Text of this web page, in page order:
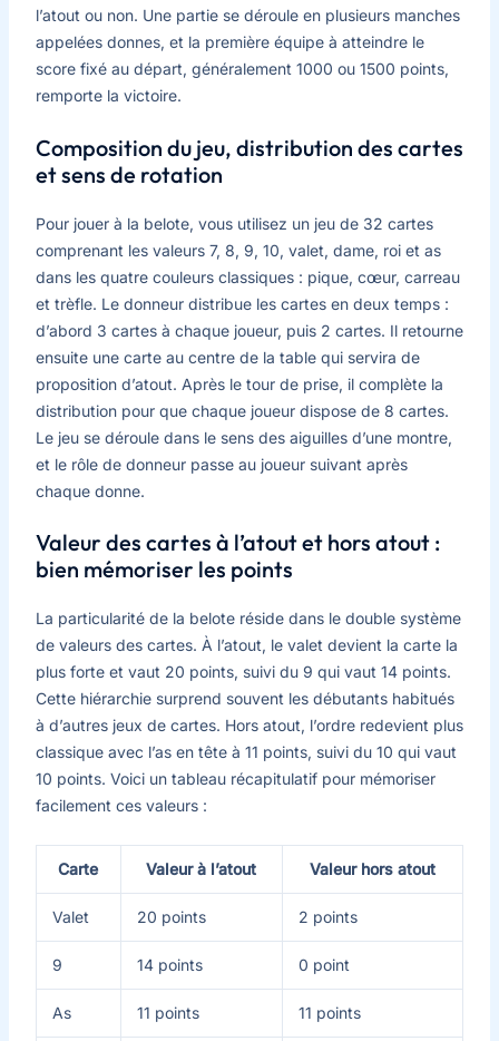
l’atout ou non. Une partie se déroule en plusieurs manches
appelées donnes, et la première équipe à atteindre le
score fixé au départ, généralement 1000 ou 1500 points,
remporte la victoire.
Composition du jeu, distribution des cartes
et sens de rotation
Pour jouer à la belote, vous utilisez un jeu de 32 cartes
comprenant les valeurs 7, 8, 9, 10, valet, dame, roi et as
dans les quatre couleurs classiques : pique, cœur, carreau
et trèfle. Le donneur distribue les cartes en deux temps :
d’abord 3 cartes à chaque joueur, puis 2 cartes. Il retourne
ensuite une carte au centre de la table qui servira de
proposition d’atout. Après le tour de prise, il complète la
distribution pour que chaque joueur dispose de 8 cartes.
Le jeu se déroule dans le sens des aiguilles d’une montre,
et le rôle de donneur passe au joueur suivant après
chaque donne.
Valeur des cartes à l’atout et hors atout :
bien mémoriser les points
La particularité de la belote réside dans le double système
de valeurs des cartes. À l’atout, le valet devient la carte la
plus forte et vaut 20 points, suivi du 9 qui vaut 14 points.
Cette hiérarchie surprend souvent les débutants habitués
à d’autres jeux de cartes. Hors atout, l’ordre redevient plus
classique avec l’as en tête à 11 points, suivi du 10 qui vaut
10 points. Voici un tableau récapitulatif pour mémoriser
facilement ces valeurs :
Carte Valeur à l’atout Valeur hors atout
Valet 20 points 2 points
9 14 points 0 point
As 11 points 11 points